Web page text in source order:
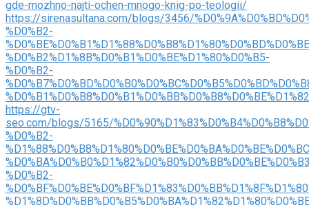
gde-mozhno-najti-ochen-mnogo-knig-po-teologii/
https://sirenasultana.com/blogs/3456/
%D0%B2-
%D0%B2%D1%8B%D0%B1%D0%BE%D1%80%D0%B5-
%D0%B2-
https://gtv-
seo.com/blogs/5165/
%D0%B2-
%D0%B2-